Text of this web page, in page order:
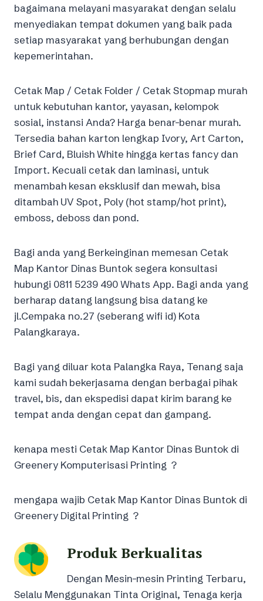
bagaimana melayani masyarakat dengan selalu
menyediakan tempat dokumen yang baik pada
setiap masyarakat yang berhubungan dengan
kepemerintahan.
Cetak Map / Cetak Folder / Cetak Stopmap murah
untuk kebutuhan kantor, yayasan, kelompok
sosial, instansi Anda? Harga benar-benar murah.
Tersedia bahan karton lengkap Ivory, Art Carton,
Brief Card, Bluish White hingga kertas fancy dan
Import. Kecuali cetak dan laminasi, untuk
menambah kesan eksklusif dan mewah, bisa
ditambah UV Spot, Poly (hot stamp/hot print),
emboss, deboss dan pond.
Bagi anda yang Berkeinginan memesan Cetak
Map Kantor Dinas Buntok segera konsultasi
hubungi 0811 5239 490 Whats App. Bagi anda yang
berharap datang langsung bisa datang ke
jl.Cempaka no.27 (seberang wifi id) Kota
Palangkaraya.
Bagi yang diluar kota Palangka Raya, Tenang saja
kami sudah bekerjasama dengan berbagai pihak
travel, bis, dan ekspedisi dapat kirim barang ke
tempat anda dengan cepat dan gampang.
kenapa mesti Cetak Map Kantor Dinas Buntok di
Greenery Komputerisasi Printing ?
mengapa wajib Cetak Map Kantor Dinas Buntok di
Greenery Digital Printing ?
Produk Berkualitas
Dengan Mesin-mesin Printing Terbaru,
Selalu Menggunakan Tinta Original, Tenaga kerja